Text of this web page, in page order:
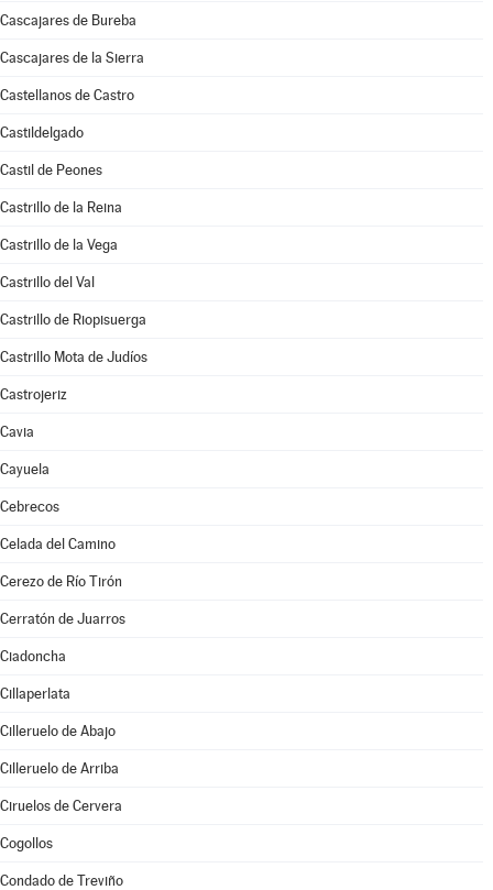
Cascajares de Bureba
Cascajares de la Sierra
Castellanos de Castro
Castildelgado
Castil de Peones
Castrillo de la Reina
Castrillo de la Vega
Castrillo del Val
Castrillo de Riopisuerga
Castrillo Mota de Judíos
Castrojeriz
Cavia
Cayuela
Cebrecos
Celada del Camino
Cerezo de Río Tirón
Cerratón de Juarros
Ciadoncha
Cillaperlata
Cilleruelo de Abajo
Cilleruelo de Arriba
Ciruelos de Cervera
Cogollos
Condado de Treviño